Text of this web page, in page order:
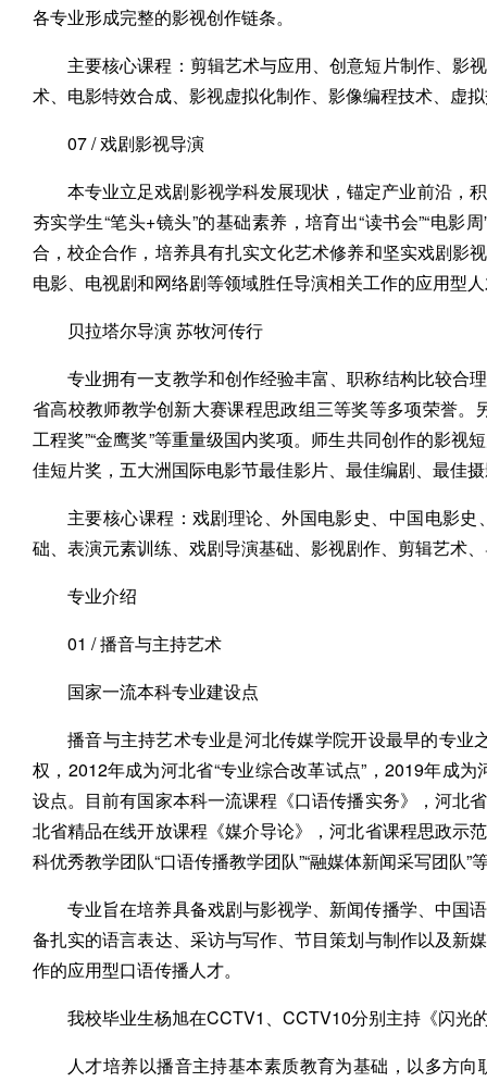
各专业形成完整的影视创作链条。
主要核心课程：剪辑艺术与应用、创意短片制作、影
术、电影特效合成、影视虚拟化制作、影像编程技术、虚
07 / 戏剧影视导演
本专业立足戏剧影视学科发展现状，锚定产业前沿，积
夯实学生“笔头+镜头”的基础素养，培育出“读书会”“电影
合，校企合作，培养具有扎实文化艺术修养和坚实戏剧影
电影、电视剧和网络剧等领域胜任导演相关工作的应用型
贝拉塔尔导演 苏牧河传行
专业拥有一支教学和创作经验丰富、职称结构比较合
省高校教师教学创新大赛课程思政组三等奖等多项荣誉
工程奖”“金鹰奖”等重量级国内奖项。师生共同创作的影视
佳短片奖，五大洲国际电影节最佳影片、最佳编剧、最佳
主要核心课程：戏剧理论、外国电影史、中国电影
础、表演元素训练、戏剧导演基础、影视剧作、剪辑艺术
专业介绍
01 / 播音与主持艺术
国家一流本科专业建设点
播音与主持艺术专业是河北传媒学院开设最早的专
权，2012年成为河北省“专业综合改革试点”，2019年成
设点。目前有国家本科一流课程《口语传播实务》，河北
北省精品在线开放课程《媒介导论》，河北省课程思政示
科优秀教学团队“口语传播教学团队”“融媒体新闻采写团队”
专业旨在培养具备戏剧与影视学、新闻传播学、中国
备扎实的语言表达、采访与写作、节目策划与制作以及新
作的应用型口语传播人才。
我校毕业生杨旭在CCTV1、CCTV10分别主持《闪光
人才培养以播音主持基本素质教育为基础，以多方